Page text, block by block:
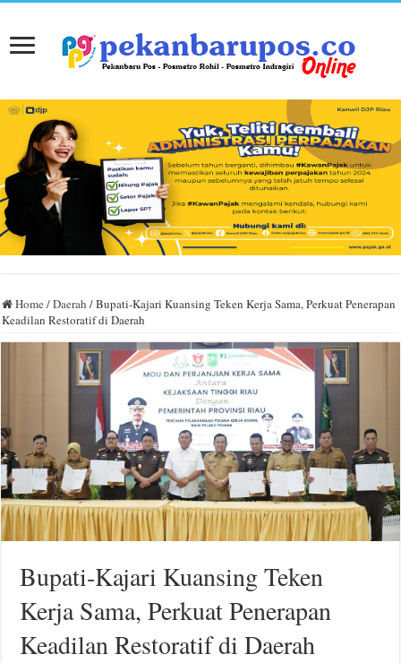
Home /Daerah /Bupati-Kajari Kuansing Teken Kerja Sama, Perkuat Penerapan
Keadilan Restoratif di Daerah
Bupati-Kajari Kuansing Teken
Kerja Sama, Perkuat Penerapan
Keadilan Restoratif di Daerah